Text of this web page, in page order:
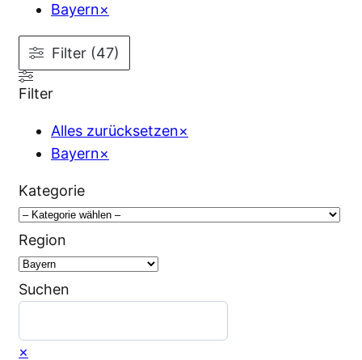
Bayern×
Filter (47)
Filter
Alles zurücksetzen×
Bayern×
Kategorie
Region
Suchen
×